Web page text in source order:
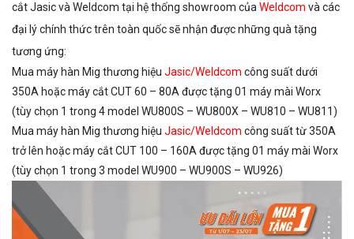
cắt Jasic và Weldcom tại hệ thống showroom của Weldcom và các
đại lý chính thức trên toàn quốc sẽ nhận được những quà tặng
tương ứng:
Mua máy hàn Mig thương hiệu Jasic/Weldcom công suất dưới
350A hoặc máy cắt CUT 60 – 80A được tặng 01 máy mài Worx
(tùy chọn 1 trong 4 model WU800S – WU800X – WU810 – WU811)
Mua máy hàn Mig thương hiệu Jasic/Weldcom công suất từ 350A
trở lên hoặc máy cắt CUT 100 – 160A được tặng 01 máy mài Worx
(tùy chọn 1 trong 3 model WU900 – WU900S – WU926)